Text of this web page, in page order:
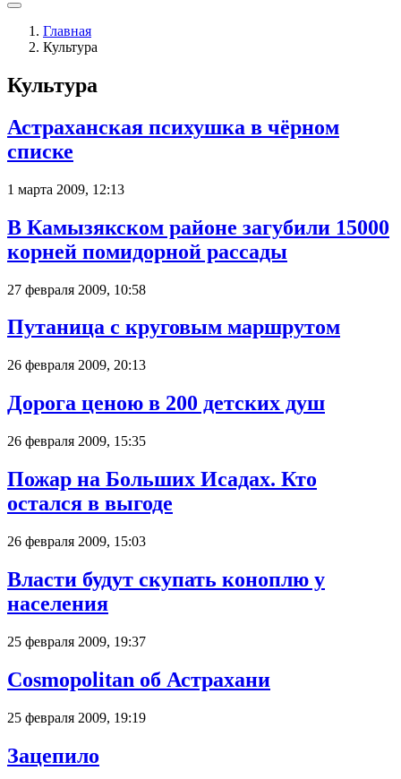
Главная
Культура
Культура
Астраханская психушка в чёрном
списке
1 марта 2009, 12:13
В Камызякском районе загубили 15000
корней помидорной рассады
27 февраля 2009, 10:58
Путаница с круговым маршрутом
26 февраля 2009, 20:13
Дорога ценою в 200 детских душ
26 февраля 2009, 15:35
Пожар на Больших Исадах. Кто
остался в выгоде
26 февраля 2009, 15:03
Власти будут скупать коноплю у
населения
25 февраля 2009, 19:37
Cosmopolitan об Астрахани
25 февраля 2009, 19:19
Зацепило